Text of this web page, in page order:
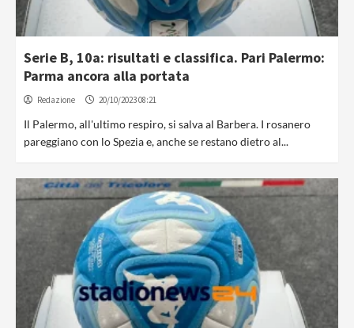
Serie B, 10a: risultati e classifica. Pari Palermo:
Parma ancora alla portata
Redazione 20/10/2023 08:21
Il Palermo, all'ultimo respiro, si salva al Barbera. I rosanero
pareggiano con lo Spezia e, anche se restano dietro al...